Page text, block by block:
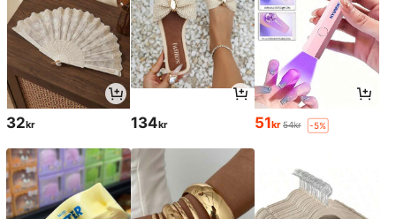
32kr 134kr 51kr 54kr -5%